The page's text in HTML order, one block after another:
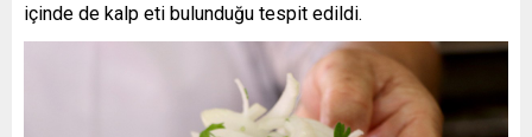
içinde de kalp eti bulunduğu tespit edildi.